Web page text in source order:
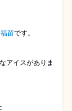
留です。
アイスがありま